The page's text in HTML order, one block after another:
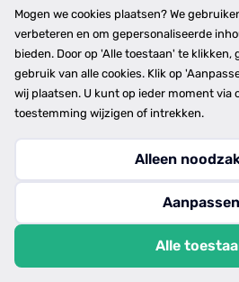
Bedrijfsgegevens
Werkwijze
Overzichten
Plaatsen
Provincies
Copyright © 2026
privacy- en cookiebeleid
Mogen we cookies plaatsen? We
verbeteren en om gepersonaliseerde
bieden. Door op 'Alle toestaan' te klikken,
gebruik van alle cookies. Klik op
wij plaatsen. U kunt op ieder moment via
toestemming wijzigen of intrekken.
Alleen
Aanpassen
Alle